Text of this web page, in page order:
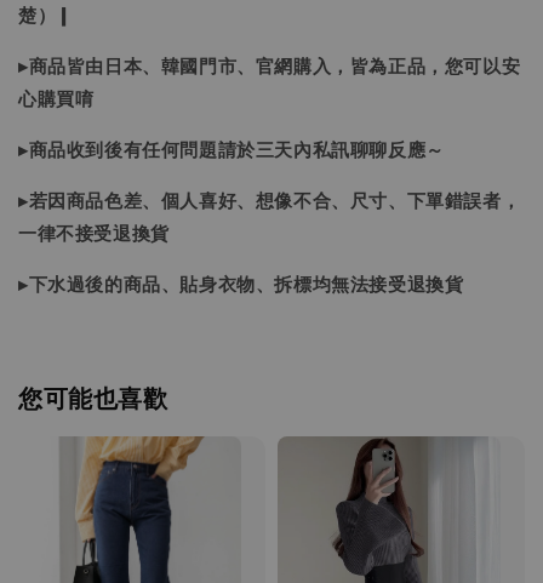
楚）❙
▸商品皆由日本、韓國門市、官網購入，皆為正品，您可以安
心購買唷
▸商品收到後有任何問題請於三天內私訊聊聊反應～
▸若因商品色差、個人喜好、想像不合、尺寸、下單錯誤者，
一律不接受退換貨
▸下水過後的商品、貼身衣物、拆標均無法接受退換貨
您可能也喜歡